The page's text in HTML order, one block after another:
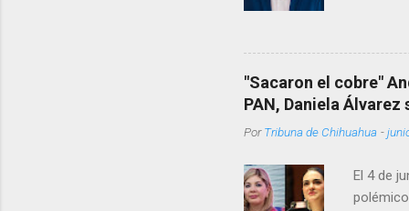
Rotario
"Sacaron el cobre"
PAN, Daniela
PorTribuna de Chihuahua -
El 4 de